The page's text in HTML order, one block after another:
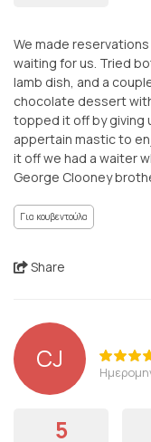
We made
waiting for us. Tried
lamb dish, and a
chocolate dessert
topped it off by giving
appertain mastic to
it off we had a waiter
George Clooney
Για κουβεντούλα
Share
CJ
5